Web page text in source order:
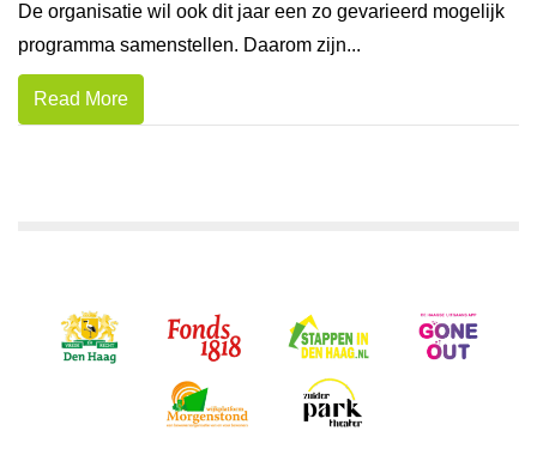
De organisatie wil ook dit jaar een zo gevarieerd mogelijk
programma samenstellen. Daarom zijn...
Read More